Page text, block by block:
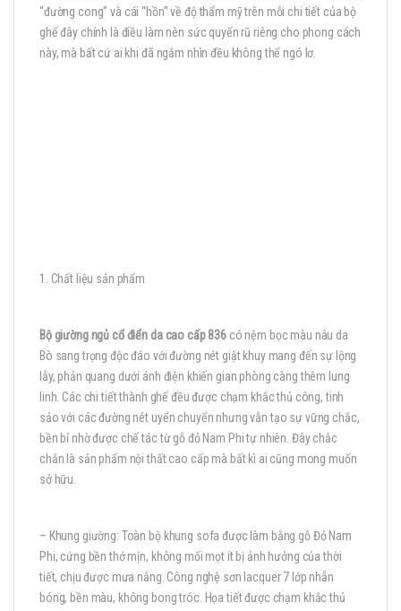
“đường cong” và cái “hồn” về độ thẩm mỹ trên mỗi chi tiết của bộ
ghế đây chính là điều làm nên sức quyến rũ riêng cho phong cách
này, mà bất cứ ai khi đã ngắm nhìn đều không thể ngó lơ.
1. Chất liệu sản phẩm
Bộ giường ngủ cổ điển da cao cấp 836có nệm bọc màu nâu da
Bò sang trọng độc đáo với đường nét giật khuy mang đến sự lộng
lẫy, phản quang dưới ánh điện khiến gian phòng càng thêm lung
linh. Các chi tiết thành ghế đều được chạm khắc thủ công, tinh
sảo với các đường nét uyển chuyển nhưng vẫn tạo sự vững chắc,
bền bỉ nhờ được chế tác từ gỗ đỏ Nam Phi tự nhiên. Đây chắc
chắn là sản phẩm nội thất cao cấp mà bất kì ai cũng mong muốn
sở hữu.
– Khung giường: Toàn bộ khung sofa được làm bằng gỗ Đỏ Nam
Phi, cứng bền thớ mịn, không mối mọt ít bị ảnh hưởng của thời
tiết, chịu được mưa nắng. Công nghệ sơn lacquer 7 lớp nhẵn
bóng, bền màu, không bong tróc. Họa tiết được chạm khắc thủ